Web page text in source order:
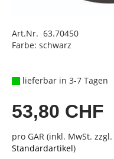
Art.Nr. 63.70450
Farbe: schwarz
lieferbar in 3-7 Tagen
53,80 CHF
pro GAR (inkl. MwSt. zzgl.
Standardartikel)